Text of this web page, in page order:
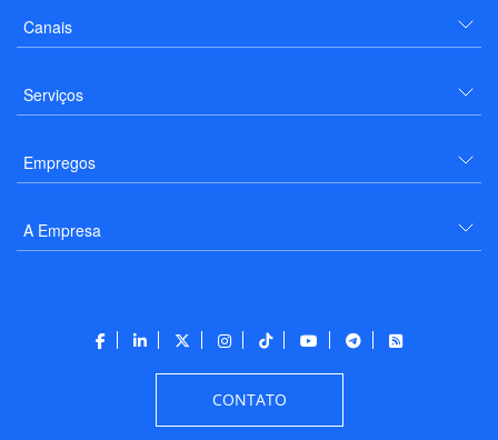
Canais
Serviços
Empregos
A Empresa
CONTATO